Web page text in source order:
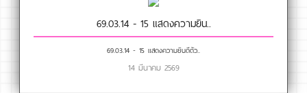
69.03.14 - 15 แสดงความยิน..
69.03.14 - 15 แสดงความยินดีตัว..
14 มีนาคม 2569